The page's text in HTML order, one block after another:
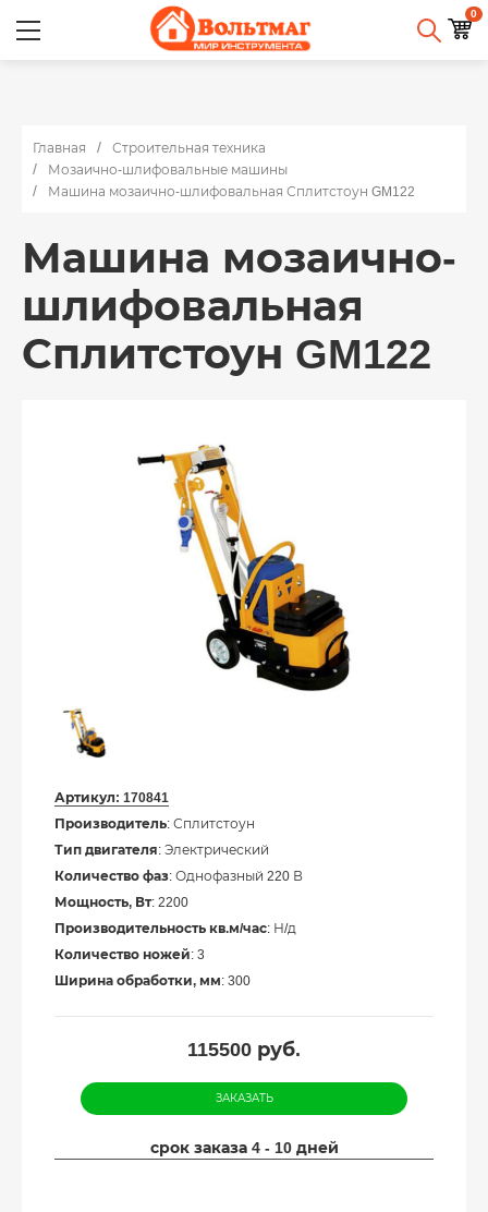
0
Главная
Строительная техника
Мозаично-шлифовальные машины
Машина мозаично-шлифовальная Сплитстоун GM122
Машина мозаично-
шлифовальная
Сплитстоун GM122
Артикул: 170841
Производитель: Сплитстоун
Тип двигателя: Электрический
Количество фаз: Однофазный 220 В
Мощность, Вт: 2200
Производительность кв.м/час: Н/д
Количество ножей: 3
Ширина обработки, мм: 300
115500 руб.
ЗАКАЗАТЬ
срок заказа 4 - 10 дней